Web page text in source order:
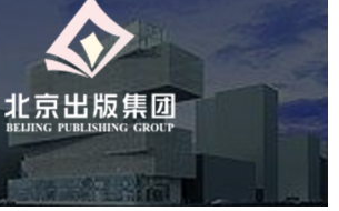
团官网 品牌官网
设公司
网站建设